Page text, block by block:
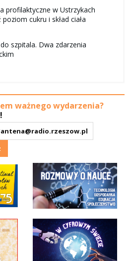
profilaktyczne w Ustrzykach
cukru i skład ciała
szpitala. Dwa zdarzenia
ważnego wydarzenia?
antena@radio.rzeszow.pl